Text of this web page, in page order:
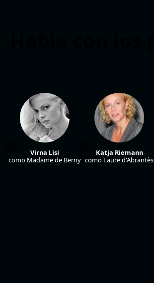
Virna Lisi
como Madame de Berny
Katja Riemann
como Laure d'Abrantès